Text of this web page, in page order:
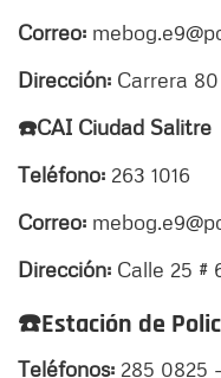
Correo:
Dirección: Carrera
☎️CAI Ciudad Salitre
Teléfono: 263 1016
Correo:
Dirección: Calle 25 #
☎️Estación de
Teléfonos: 285 0825